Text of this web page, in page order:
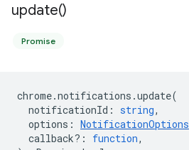
update()
Promise
chrome.notifications .update(
notificationId : string,
options : NotificationOptions
callback? : function,